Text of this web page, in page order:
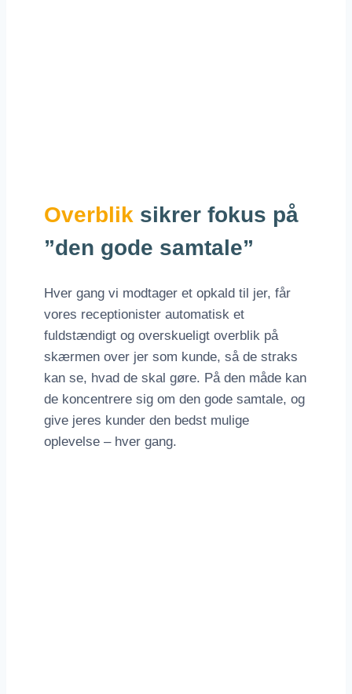
Overblik sikrer fokus på
”den gode samtale”
Hver gang vi modtager et opkald til jer, får
vores receptionister automatisk et
fuldstændigt og overskueligt overblik på
skærmen over jer som kunde, så de straks
kan se, hvad de skal gøre. På den måde kan
de koncentrere sig om den gode samtale, og
give jeres kunder den bedst mulige
oplevelse – hver gang.